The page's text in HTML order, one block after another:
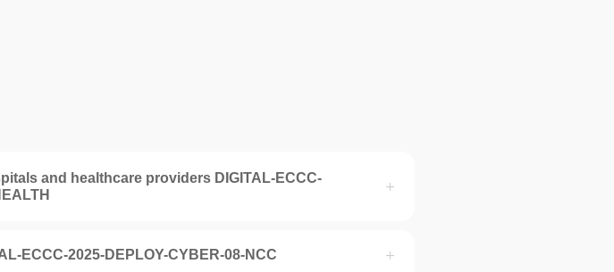
and healthcare providers DIGITAL-ECCC-
ECCC-2025-DEPLOY-CYBER-08-NCC